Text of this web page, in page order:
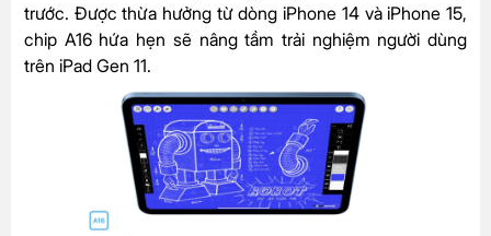
trước. Được thừa hưởng từ dòng iPhone 14 và iPhone 15,
chip A16 hứa hẹn sẽ nâng tầm trải nghiệm người dùng
trên iPad Gen 11.